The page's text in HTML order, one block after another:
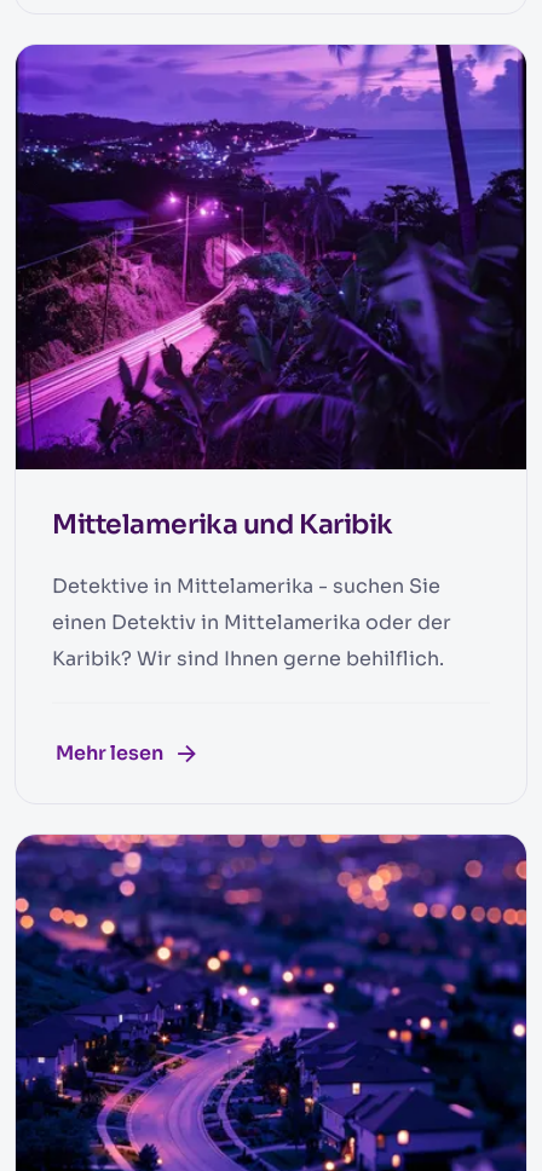
Mittelamerika und Karibik
Detektive in Mittelamerika - suchen Sie
einen Detektiv in Mittelamerika oder der
Karibik? Wir sind Ihnen gerne behilflich.
Mehr lesen